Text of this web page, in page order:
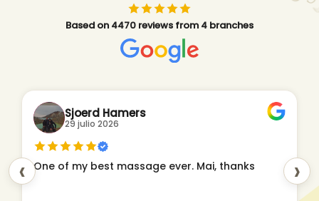
Based on 4470 reviews from 4 branches
‹
Sjoerd Hamers
29 julio 2026
One of my best massage ever. Mai, thanks ›